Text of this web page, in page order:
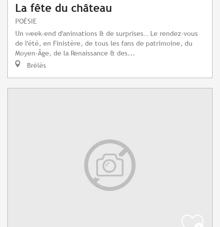
La fête du château
POÉSIE
Un week-end d'animations & de surprises… Le rendez-vous
de l'été, en Finistère, de tous les fans de patrimoine, du
Moyen-Âge, de la Renaissance & des...
Brélès